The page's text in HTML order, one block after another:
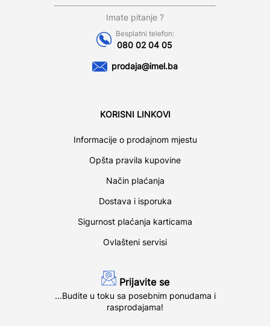
Imate pitanje ?
Besplatni telefon:
080 02 04 05
prodaja@imel.ba
KORISNI LINKOVI
Informacije o prodajnom mjestu
Opšta pravila kupovine
Način plaćanja
Dostava i isporuka
Sigurnost plaćanja karticama
Ovlašteni servisi
Prijavite se
...Budite u toku sa posebnim ponudama i
rasprodajama!